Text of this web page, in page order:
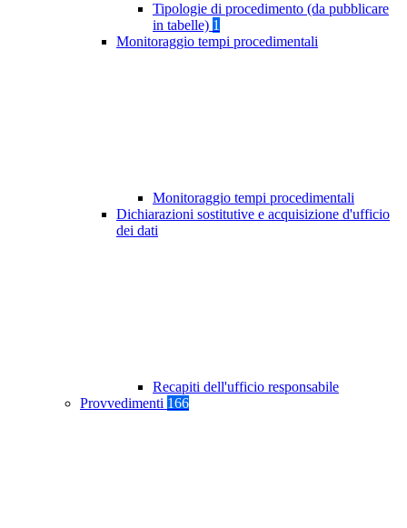
Tipologie di procedimento (da pubblicare
in tabelle) 1
Monitoraggio tempi procedimentali
Monitoraggio tempi procedimentali
Dichiarazioni sostitutive e acquisizione d'ufficio
dei dati
Recapiti dell'ufficio responsabile
Provvedimenti 166